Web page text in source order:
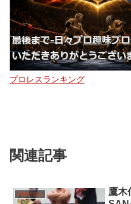
プロレスランキング
関連記事
高橋ヒロム
鷹木